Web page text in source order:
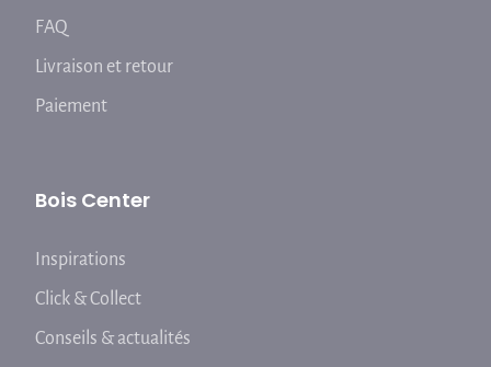
FAQ
Livraison et retour
Paiement
Bois Center
Inspirations
Click & Collect
Conseils & actualités